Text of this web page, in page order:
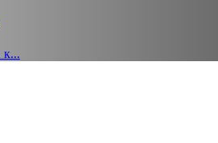
к...